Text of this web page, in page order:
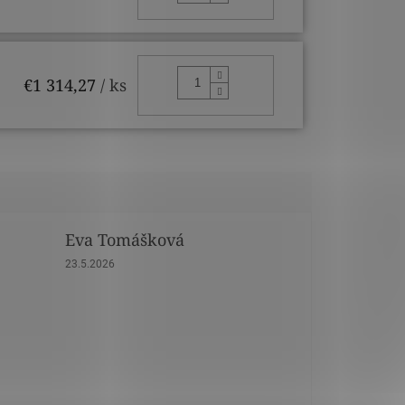
€1 314,27 / ks
Eva Tomášková
Hodnotenie obchodu je 5 z 5 hviezdičiek.
23.5.2026